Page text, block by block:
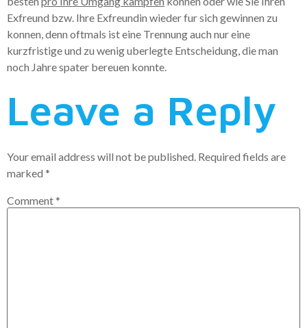
Exfreund bzw. Ihre Exfreundin wieder fur sich gewinnen zu
konnen, denn oftmals ist eine Trennung auch nur eine
kurzfristige und zu wenig uberlegte Entscheidung, die man
noch Jahre spater bereuen konnte.
Leave a Reply
Your email address will not be published. Required fields are
marked *
Comment*